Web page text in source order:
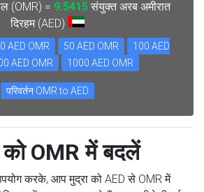
(OMR) = 9.5415 संयुक्त अरब अमीरात
दिरहम (AED)
AED OMR 50 AED OMR
100 AED
AED OMR 1000 AED OMR
परिवर्तन OMR to AED
OMR में बदलें
उपयोग करके, आप मुद्रा को AED से OMR में